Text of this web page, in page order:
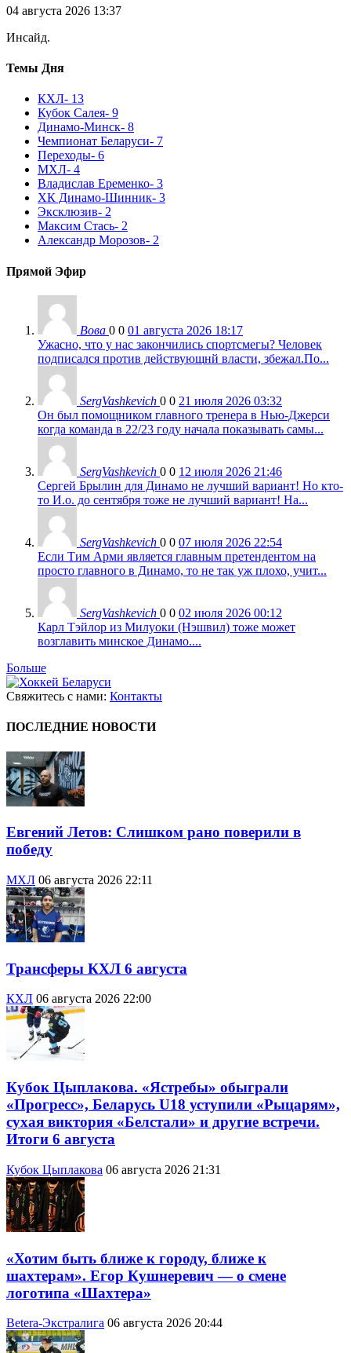
04 августа 2026 13:37
Инсайд.
Темы Дня
КХЛ- 13
Кубок Салея- 9
Динамо-Минск- 8
Чемпионат Беларуси- 7
Переходы- 6
МХЛ- 4
Владислав Еременко- 3
ХК Динамо-Шинник- 3
Эксклюзив- 2
Максим Стась- 2
Александр Морозов- 2
Прямой Эфир
Вова 0 0 01 августа 2026 18:17
Ужасно, что у нас закончились спортсмегы? Человек
подписался против действующнй власти, збежал.По...
SergVashkevich 0 0 21 июля 2026 03:32
Он был помощником главного тренера в Нью-Джерси
когда команда в 22/23 году начала показывать самы...
SergVashkevich 0 0 12 июля 2026 21:46
Сергей Брылин для Динамо не лучший вариант! Но кто-
то И.о. до сентября тоже не лучший вариант! На...
SergVashkevich 0 0 07 июля 2026 22:54
Если Тим Арми является главным претендентом на
просто главного в Динамо, то не так уж плохо, учит...
SergVashkevich 0 0 02 июля 2026 00:12
Карл Тэйлор из Милуоки (Нэшвил) тоже может
возглавить минское Динамо....
Больше
Свяжитесь с нами: Контакты
ПОСЛЕДНИЕ НОВОСТИ
Евгений Летов: Слишком рано поверили в
победу
МХЛ 06 августа 2026 22:11
Трансферы КХЛ 6 августа
КХЛ 06 августа 2026 22:00
Кубок Цыплакова. «Ястребы» обыграли
«Прогресс», Беларусь U18 уступили «Рыцарям»,
сухая виктория «Белстали» и другие встречи.
Итоги 6 августа
Кубок Цыплакова 06 августа 2026 21:31
«Хотим быть ближе к городу, ближе к
шахтерам». Егор Кушнеревич — о смене
логотипа «Шахтера»
Betera-Экстралига 06 августа 2026 20:44